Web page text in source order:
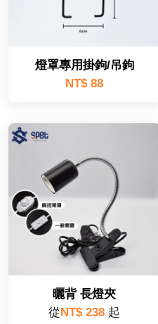
燈罩專用掛鉤/吊鉤
NT$ 88
曬背 長燈夾
從NT$ 238 起